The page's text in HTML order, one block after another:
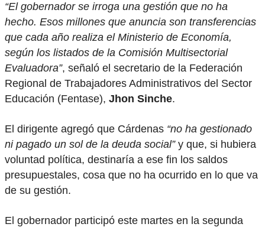
“El gobernador se irroga una gestión que no ha
hecho. Esos millones que anuncia son transferencias
que cada año realiza el Ministerio de Economía,
según los listados de la Comisión Multisectorial
Evaluadora”, señaló el secretario de la Federación
Regional de Trabajadores Administrativos del Sector
Educación (Fentase), Jhon Sinche.
El dirigente agregó que Cárdenas “no ha gestionado
ni pagado un sol de la deuda social”y que, si hubiera
voluntad política, destinaría a ese fin los saldos
presupuestales, cosa que no ha ocurrido en lo que va
de su gestión.
El gobernador participó este martes en la segunda